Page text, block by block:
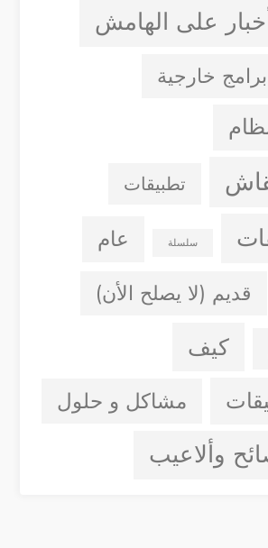
على الهامش
برامج خارجية
تطبيقات
سلسلة عام
قديم (لا يصلح الأن)
كيف
مشاكل و حلول
وألاعيب